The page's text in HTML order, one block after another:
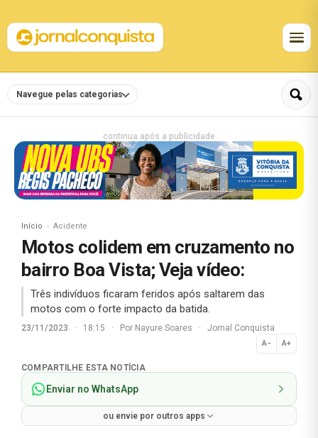
Navegue pelas categorias
continua após a publicidade
Início Acidente
Motos colidem em cruzamento no
bairro Boa Vista; Veja vídeo:
Três indivíduos ficaram feridos após saltarem das
motos com o forte impacto da batida.
23/11/2023 · 18:15 · Por Nayure Soares · Jornal Conquista
A− A+
Normal
COMPARTILHE ESTA NOTÍCIA
Enviar no WhatsApp
ou envie por outros apps